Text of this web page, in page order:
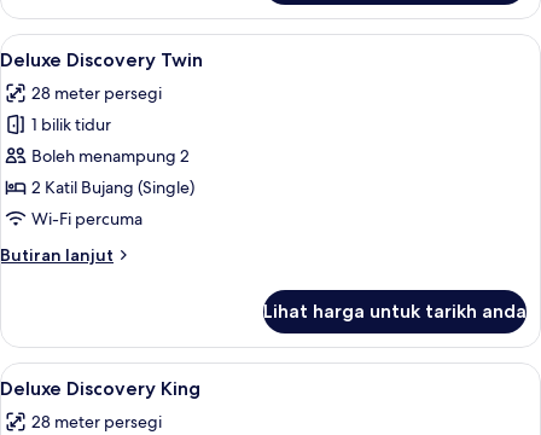
Explorer
Twin
Lihat
semua
foto
untuk
Deluxe
Discovery
Twin
Deluxe Discovery Twin | Peti besi
9
Deluxe Discovery Twin
28 meter persegi
1 bilik tidur
Boleh menampung 2
2 Katil Bujang (Single)
Wi-Fi percuma
Butiran lanjut
Butiran
Discovery
Twin
Lihat harga untuk tarikh anda
Lihat
semua
Deluxe Discovery King | Peti besi
16
Deluxe Discovery King
28 meter persegi